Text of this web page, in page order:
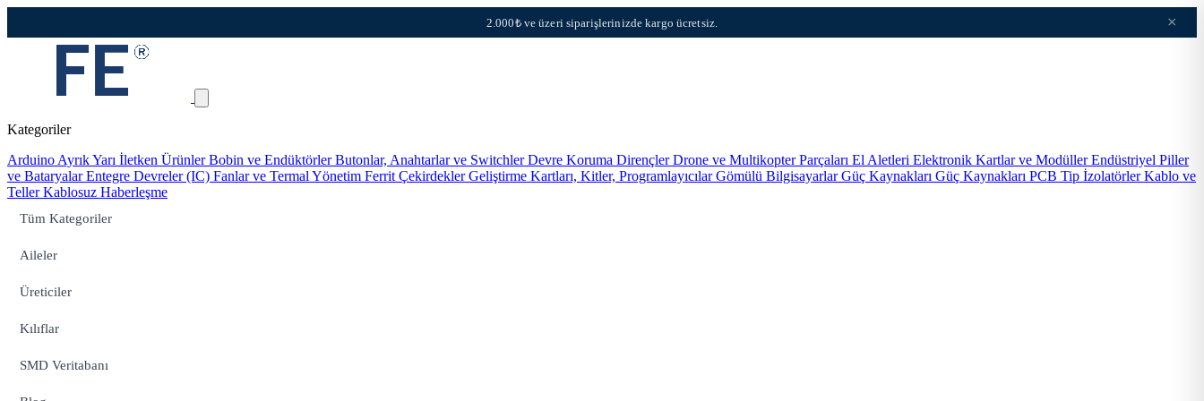
2.000₺ ve üzeri siparişlerinizde kargo ücretsiz. ×
Kategoriler
Arduino Ayrık Yarı İletken ÜrünlerBobin ve EndüktörlerButonlar, Anahtarlar ve SwitchlerDevre Koruma DirençlerDrone ve Multikopter Parçaları El Aletleri Elektronik Kartlar ve ModüllerEndüstriyel Piller
ve BataryalarEntegre Devreler (IC) Fanlar ve Termal Yönetim Ferrit ÇekirdeklerGeliştirme Kartları, Kitler, ProgramlayıcılarGömülü BilgisayarlarGüç Kaynakları Güç Kaynakları PCB Tip İzolatörlerKablo ve
TellerKablosuz Haberleşme
Tüm Kategoriler
Aileler
Üreticiler
Kılıflar
SMD Veritabanı